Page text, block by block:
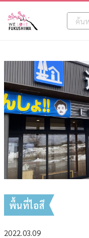
พื้นที่ไอสึ
2022.03.09